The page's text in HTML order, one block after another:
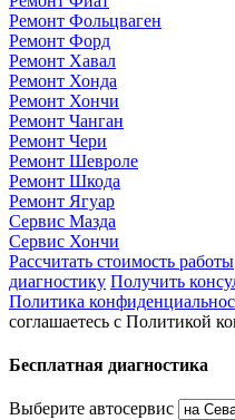
Ремонт Фольцваген
Ремонт Форд
Ремонт Хавал
Ремонт Хонда
Ремонт Хончи
Ремонт Чанган
Ремонт Чери
Ремонт Шевроле
Ремонт Шкода
Ремонт Ягуар
Сервис Мазда
Сервис Хончи
Рассчитать стоимость работы
диагностику Получить
Политика
соглашаетесь с Политикой
Бесплатная диагностика
Выберите автосервис